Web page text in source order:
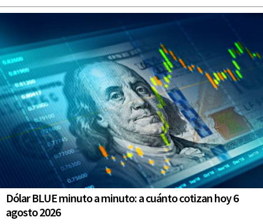
Dólar BLUE minuto a minuto: a cuánto cotizan hoy 6
agosto 2026